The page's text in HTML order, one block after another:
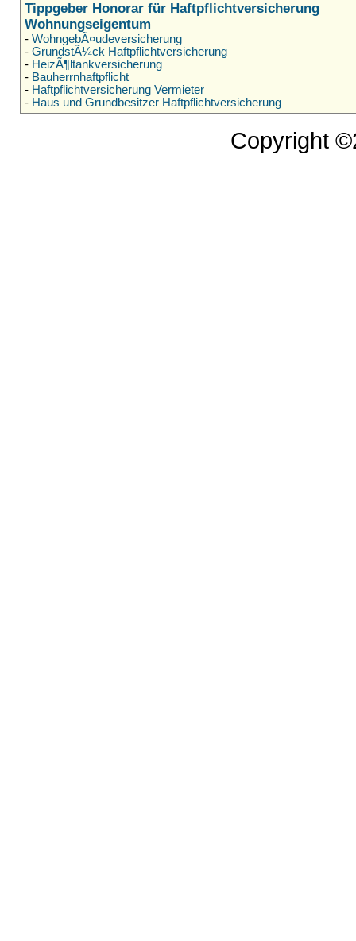
Tippgeber Honorar für Haftpflichtversicherung
Wohnungseigentum
- WohngebÃ¤udeversicherung
- GrundstÃ¼ck Haftpflichtversicherung
- HeizÃ¶ltankversicherung
- Bauherrnhaftpflicht
- Haftpflichtversicherung Vermieter
- Haus und Grundbesitzer Haftpflichtversicherung
Copyright